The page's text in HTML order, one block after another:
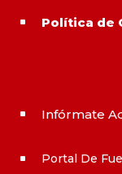
^ Política de
^ Infórmate
^ Portal De